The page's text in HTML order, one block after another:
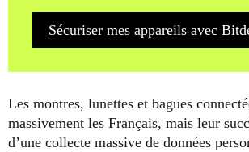
Sécuriser mes appareils avec
Les montres, lunettes et bagues
massivement les Français, mais leur
d’une collecte massive de données